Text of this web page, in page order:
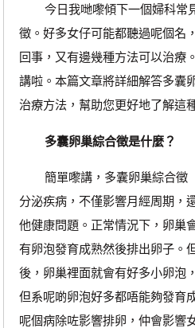
今日我哋嚟傾下一個婦科常
徵。好多女仔可能都聽過呢個名
回事，又有邊幾種方法可以治療
講啦。本篇文章將詳細解答多囊
治療方法，幫助您更好地了解這
多囊卵巢綜合徵是什麼？
簡單嚟講，多囊卵巢綜合徵
分泌疾病，不僅影響月經周期，
他健康問題。正常情況下，卵巢
有卵泡發育成熟然後排出卵子。
後，卵巢裡面就會有好多小卵泡
但系呢啲卵泡好多都唔能夠發育
呢個病除咗影響排卵，仲會影響